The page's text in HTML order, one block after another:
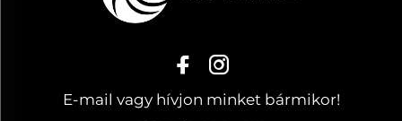
E-mail vagy hívjon minket bármikor!